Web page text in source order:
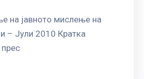
на јавното мислење на
– Јули 2010 Кратка
прес